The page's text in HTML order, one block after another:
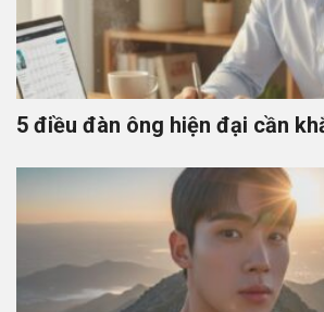
5 điều đàn ông hiện đại cần